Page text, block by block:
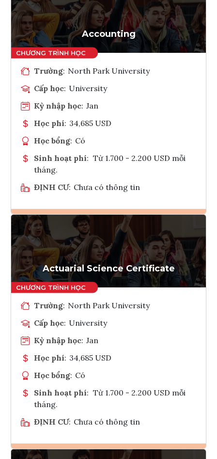
Tham vấn Interlink
Accounting
Trường: North Park University
Cấp học: University
Kỳ nhập học: Jan
Học phí: 34,685 USD
Học bổng: Có
Sinh hoạt phí: Từ 1.700 - 2.200 USD mỗi
tháng.
ĐỊNH CƯ: Chưa có thông tin
Ghi danh
Tham vấn Interlink
Actuarial Science Certificate
Trường: North Park University
Cấp học: University
Kỳ nhập học: Jan
Học phí: 34,685 USD
Học bổng: Có
Sinh hoạt phí: Từ 1.700 - 2.200 USD mỗi
tháng.
ĐỊNH CƯ: Chưa có thông tin